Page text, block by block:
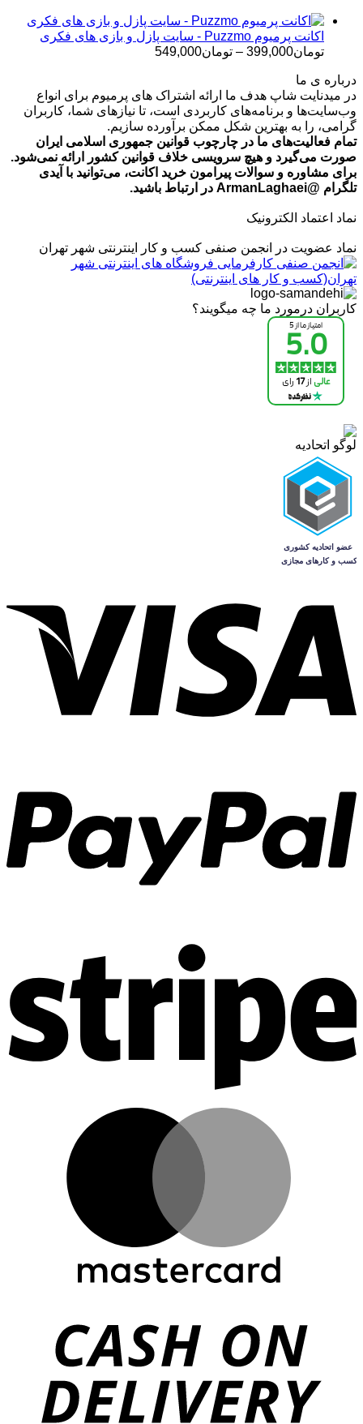
تومان699,000
اکانت پرمیوم Puzzmo - سایت پازل و بازی های فکری
تومان399,000
– تومان549,000
تا
تومان549,000
درباره ی ما
در میدنایت شاپ هدف ما ارائه اشتراک های پرمیوم برای انواع
وب‌سایت‌ها و برنامه‌های کاربردی است، تا نیازهای شما، کاربران
گرامی، را به بهترین شکل ممکن برآورده سازیم.
تمام فعالیت‌های ما در چارچوب قوانین جمهوری اسلامی ایران
صورت می‌گیرد و هیچ سرویسی خلاف قوانین کشور ارائه نمی‌شود.
برای مشاوره و سوالات پیرامون خرید اکانت، می‌توانید با آیدی
تلگرام @ArmanLaghaei در ارتباط باشید.
نماد اعتماد الکترونیک
نماد عضویت در انجمن صنفی کسب و کار اینترنتی شهر تهران
کاربران درمورد ما چه میگویند؟
لوگو اتحادیه